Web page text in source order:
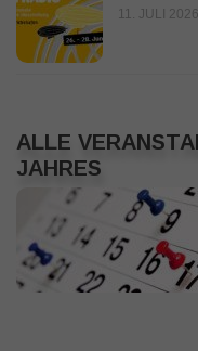
11. JULI 2026
ALLE
JAHRES